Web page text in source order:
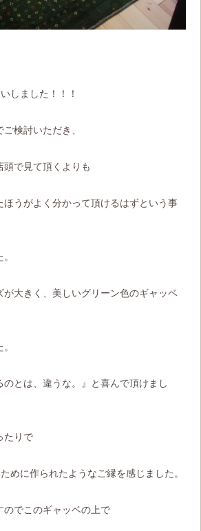
しました！！！
検討いただき、
で見て頂くよりも
ほうがよく分かって頂けるはずという事
が大きく、美しいグリーン色のギャッベ
のとは、違うな。』と喜んで頂けまし
たりで
めに作られたようなご縁を感じました。
のでこのギャッベの上で